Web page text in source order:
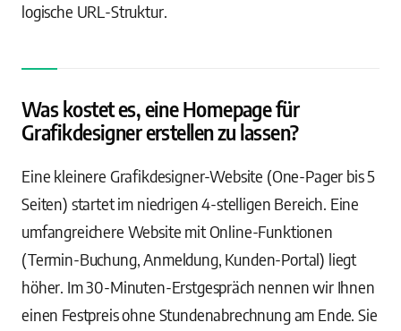
logische URL-Struktur.
Was kostet es, eine Homepage für
Grafikdesigner erstellen zu lassen?
Eine kleinere Grafikdesigner-Website (One-Pager bis 5
Seiten) startet im niedrigen 4-stelligen Bereich. Eine
umfangreichere Website mit Online-Funktionen
(Termin-Buchung, Anmeldung, Kunden-Portal) liegt
höher. Im 30-Minuten-Erstgespräch nennen wir Ihnen
einen Festpreis ohne Stundenabrechnung am Ende. Sie